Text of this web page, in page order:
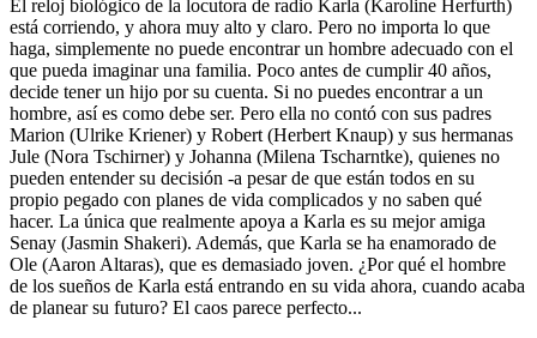
El reloj biológico de la locutora de radio Karla (Karoline Herfurth)
está corriendo, y ahora muy alto y claro. Pero no importa lo que
haga, simplemente no puede encontrar un hombre adecuado con el
que pueda imaginar una familia. Poco antes de cumplir 40 años,
decide tener un hijo por su cuenta. Si no puedes encontrar a un
hombre, así es como debe ser. Pero ella no contó con sus padres
Marion (Ulrike Kriener) y Robert (Herbert Knaup) y sus hermanas
Jule (Nora Tschirner) y Johanna (Milena Tscharntke), quienes no
pueden entender su decisión -a pesar de que están todos en su
propio pegado con planes de vida complicados y no saben qué
hacer. La única que realmente apoya a Karla es su mejor amiga
Senay (Jasmin Shakeri). Además, que Karla se ha enamorado de
Ole (Aaron Altaras), que es demasiado joven. ¿Por qué el hombre
de los sueños de Karla está entrando en su vida ahora, cuando acaba
de planear su futuro? El caos parece perfecto...